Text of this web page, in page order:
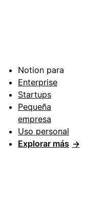
Notion para
Enterprise
Startups
Pequeña
empresa
Uso personal
Explorar más →